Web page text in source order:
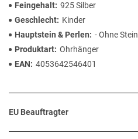
Feingehalt 925 Silber
Geschlecht
Kinder
Hauptstein & Perlen
- Ohne Stein
Produktart Ohrhänger
EAN
4053642546401
EU Beauftragter